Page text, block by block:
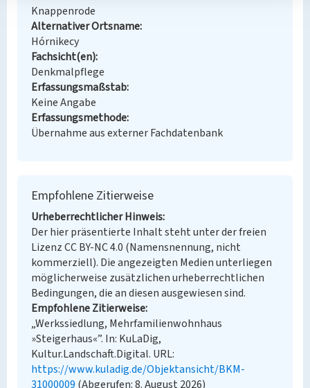
Knappenrode
Alternativer Ortsname
Hórnikecy
Fachsicht(en)
Denkmalpflege
Erfassungsmaßstab
Keine Angabe
Erfassungsmethode
Übernahme aus externer Fachdatenbank
Empfohlene Zitierweise
Urheberrechtlicher Hinweis
Der hier präsentierte Inhalt steht unter der freien
Lizenz CC BY-NC 4.0 (Namensnennung, nicht
kommerziell). Die angezeigten Medien unterliegen
möglicherweise zusätzlichen urheberrechtlichen
Bedingungen, die an diesen ausgewiesen sind.
Empfohlene Zitierweise
„Werkssiedlung, Mehrfamilienwohnhaus
»Steigerhaus«”. In: KuLaDig,
Kultur.Landschaft.Digital. URL:
https://www.kuladig.de/Objektansicht/BKM-
31000009 (Abgerufen: 8. August 2026)